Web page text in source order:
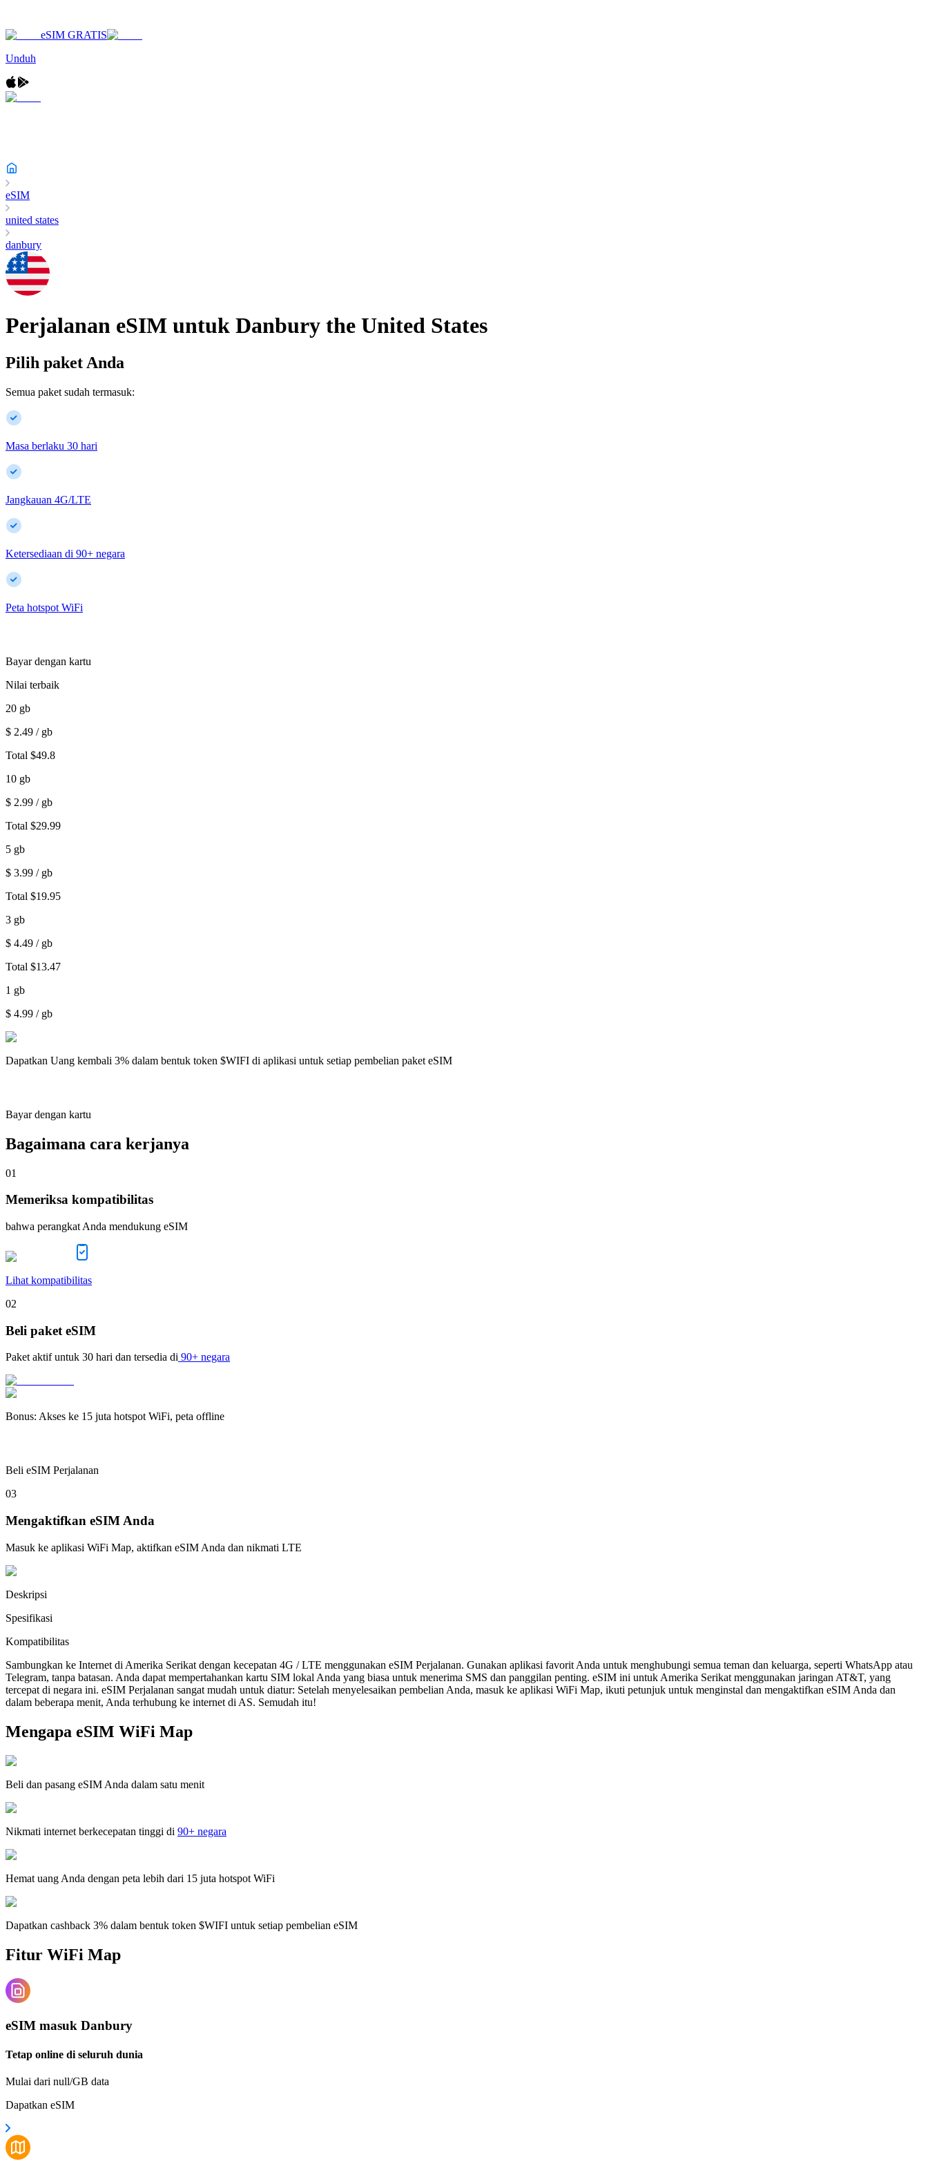
eSIM GRATIS
Unduh
eSIM
united states
danbury
Perjalanan eSIM untuk Danbury the United States
Pilih paket Anda
Semua paket sudah termasuk:
Masa berlaku 30 hari
Jangkauan 4G/LTE
Ketersediaan di 90+ negara
Peta hotspot WiFi
Bayar dengan kartu
Nilai terbaik
20 gb
$ 2.49 / gb
Total $49.8
10 gb
$ 2.99 / gb
Total $29.99
5 gb
$ 3.99 / gb
Total $19.95
3 gb
$ 4.49 / gb
Total $13.47
1 gb
$ 4.99 / gb
Dapatkan Uang kembali 3% dalam bentuk token $WIFI di aplikasi untuk setiap pembelian paket eSIM
Bayar dengan kartu
Bagaimana cara kerjanya
01
Memeriksa kompatibilitas
bahwa perangkat Anda mendukung eSIM
Lihat kompatibilitas
02
Beli paket eSIM
Paket aktif untuk 30 hari dan tersedia di 90+ negara
Bonus: Akses ke 15 juta hotspot WiFi, peta offline
Beli eSIM Perjalanan
03
Mengaktifkan eSIM Anda
Masuk ke aplikasi WiFi Map, aktifkan eSIM Anda dan nikmati LTE
Deskripsi
Spesifikasi
Kompatibilitas
Sambungkan ke Internet di Amerika Serikat dengan kecepatan 4G / LTE menggunakan eSIM Perjalanan. Gunakan aplikasi favorit Anda untuk menghubungi semua teman dan keluarga, seperti WhatsApp atau
Telegram, tanpa batasan. Anda dapat mempertahankan kartu SIM lokal Anda yang biasa untuk menerima SMS dan panggilan penting. eSIM ini untuk Amerika Serikat menggunakan jaringan AT&T, yang
tercepat di negara ini. eSIM Perjalanan sangat mudah untuk diatur: Setelah menyelesaikan pembelian Anda, masuk ke aplikasi WiFi Map, ikuti petunjuk untuk menginstal dan mengaktifkan eSIM Anda dan
dalam beberapa menit, Anda terhubung ke internet di AS. Semudah itu!
Mengapa eSIM WiFi Map
Beli dan pasang eSIM Anda dalam satu menit
Nikmati internet berkecepatan tinggi di 90+ negara
Hemat uang Anda dengan peta lebih dari 15 juta hotspot WiFi
Dapatkan cashback 3% dalam bentuk token $WIFI untuk setiap pembelian eSIM
Fitur WiFi Map
eSIM masuk Danbury
Tetap online di seluruh dunia
Mulai dari null/GB data
Dapatkan eSIM